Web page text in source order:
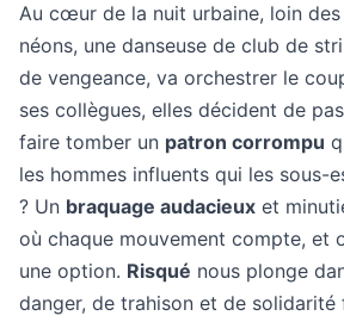
Au cœur de la nuit urbaine, loin
néons, une danseuse de club de
de vengeance, va orchestrer le
ses collègues, elles décident de
faire tomber un patron corrompu
les hommes influents qui les sous-
? Un braquage audacieux et
où chaque mouvement compte, et
une option. Risqué nous plonge
danger, de trahison et de solidarité